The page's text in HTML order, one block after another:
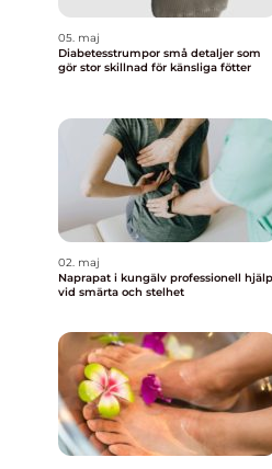
05. maj
Diabetesstrumpor små detaljer som
gör stor skillnad för känsliga fötter
02. maj
Naprapat i kungälv professionell hjälp
vid smärta och stelhet